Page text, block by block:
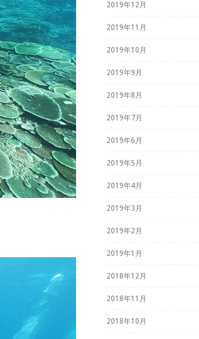
2019年12月
2019年11月
2019年10月
2019年9月
2019年8月
2019年7月
2019年6月
2019年5月
2019年4月
2019年3月
2019年2月
2019年1月
2018年12月
2018年11月
2018年10月